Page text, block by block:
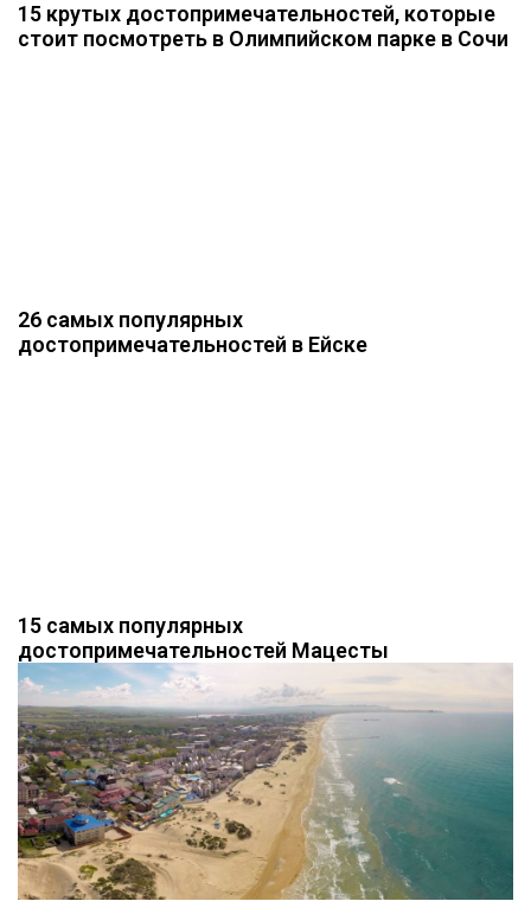
15 крутых достопримечательностей, которые
стоит посмотреть в Олимпийском парке в Сочи
26 самых популярных
достопримечательностей в Ейске
15 самых популярных
достопримечательностей Мацесты